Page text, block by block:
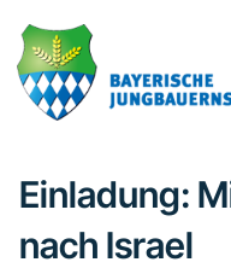
Inhalt
springen
Seitenspalte
springen
Fußzeile
springen
Einladung:
nach Israel